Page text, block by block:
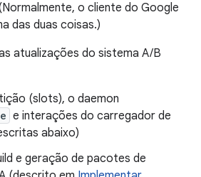
o cliente do Google
das duas coisas.)
atualizações do sistema A/B
(slots), o daemon
e interações do carregador de
abaixo)
e geração de pacotes de